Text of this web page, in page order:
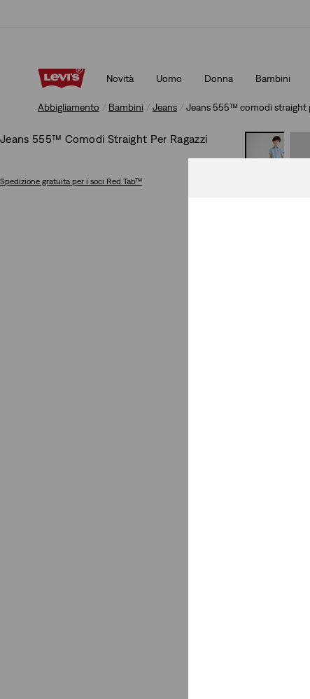
Novità Uomo Donna Bambini
Abbigliamento Bambini Jeans Jeans 555™ comodi straight
Jeans 555™ Comodi Straight Per Ragazzi
Spedizione gratuita per i soci Red Tab™